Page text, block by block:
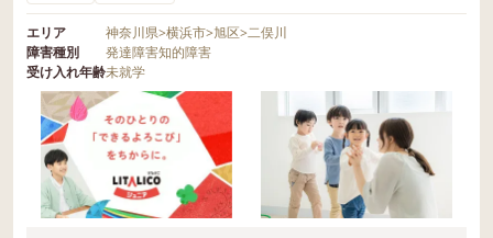
エリア 神奈川県>横浜市>旭区>二俣川
障害種別
発達障害知的障害
受け入れ年齢未就学